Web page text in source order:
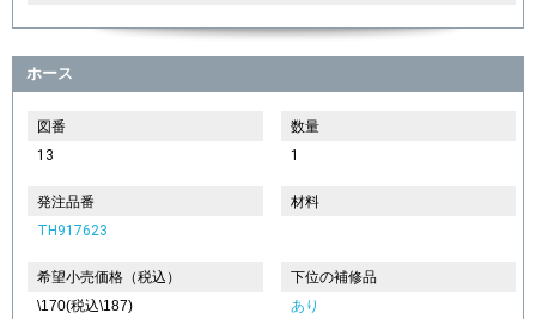
ホース
図番
13
数量
1
発注品番
TH917623
材料
希望小売価格（税込）
\170(税込\187)
下位の補修品
あり